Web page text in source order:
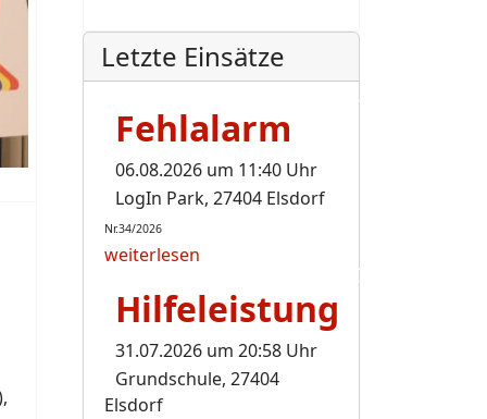
Letzte Einsätze
Fehlalarm
06.08.2026 um 11:40 Uhr
LogIn Park, 27404 Elsdorf
Nr.34/2026
weiterlesen
Hilfeleistung
31.07.2026 um 20:58 Uhr
Grundschule, 27404
Elsdorf